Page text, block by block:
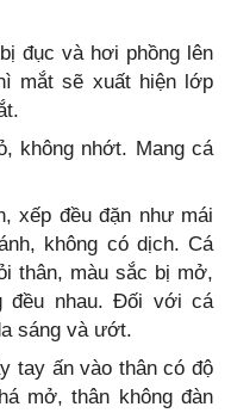
đục và hơi phồng lên
mắt sẽ xuất hiện lớp
không nhớt. Mang cá
xếp đều đặn như mái
không có dịch. Cá
thân, màu sắc bị mở,
đều nhau. Đối với cá
sáng và ướt.
tay ấn vào thân có độ
mở, thân không đàn